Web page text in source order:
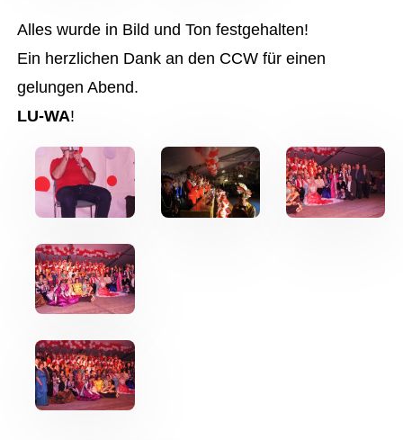
Alles wurde in Bild und Ton festgehalten!
Ein herzlichen Dank an den CCW für einen
gelungen Abend.
LU-WA!